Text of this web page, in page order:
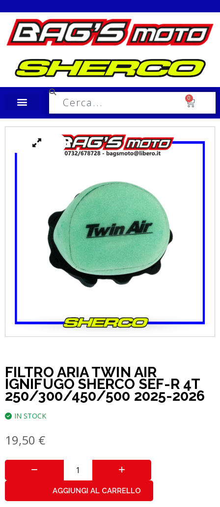
Spedizione in tutta Italia a €10,00
0
FILTRO ARIA TWIN AIR
IGNIFUGO SHERCO SEF-R 4T
250/300/450/500 2025-2026
IN STOCK
19,50 €
AGGIUNGI AL CARRELLO